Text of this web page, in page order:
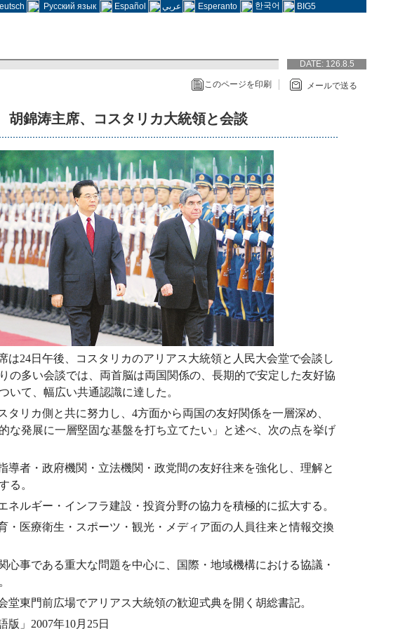
Русский язык Español عربي Esperanto 한국어 BIG5
DATE: 126.8.5
このページを印刷 メールで送る
胡錦涛主席、コスタリカ大統領と会談
は24日午後、コスタリカのアリアス大統領と人民大会堂で会談し
の多い会談では、両首脳は両国関係の、長期的で安定した友好協
いて、幅広い共通認識に達した。
タリカ側と共に努力し、4方面から両国の友好関係を一層深め、
な発展に一層堅固な基盤を打ち立てたい」と述べ、次の点を挙げ
導者・政府機関・立法機関・政党間の友好往来を強化し、理解と
る。
ネルギー・インフラ建設・投資分野の協力を積極的に拡大する。
・医療衛生・スポーツ・観光・メディア面の人員往来と情報交換
心事である重大な問題を中心に、国際・地域機構における協議・
堂東門前広場でアリアス大統領の歓迎式典を開く胡総書記。
版」2007年10月25日